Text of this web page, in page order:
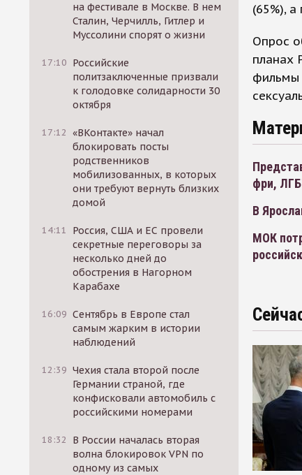
на фестивале в Москве. В нем
Сталин, Черчилль, Гитлер и
Муссолини спорят о жизни
17:10 Российские
политзаключенные призвали
к голодовке солидарности 30
октября
17:12 «ВКонтакте» начал
блокировать посты
родственников
мобилизованных, в которых
они требуют вернуть близких
домой
14:11
Россия, США и ЕС провели
секретные переговоры за
несколько дней до
обострения в Нагорном
Карабахе
16:09 Сентябрь в Европе стал
самым жарким в истории
наблюдений
12:39 Чехия стала второй после
Германии страной, где
конфисковали автомобиль с
российскими номерами
18:32
В России началась вторая
волна блокировок VPN по
одному из самых
(65%),
Опрос
планах
фильмы
фри,
В
МОК